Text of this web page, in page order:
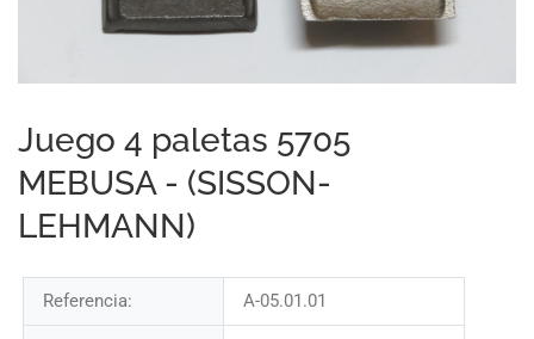
Juego 4 paletas 5705
MEBUSA - (SISSON-
LEHMANN)
Referencia: A-05.01.01